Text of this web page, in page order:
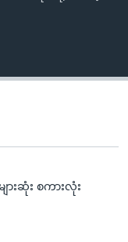
ားဆုံး စကားလုံး